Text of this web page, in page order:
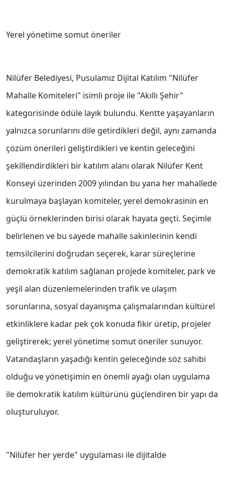
Yerel yönetime somut öneriler
Nilüfer Belediyesi, Pusulamız Dijital Katılım "Nilüfer
Mahalle Komiteleri" isimli proje ile "Akıllı Şehir"
kategorisinde ödüle layık bulundu. Kentte yaşayanların
yalnızca sorunlarını dile getirdikleri değil, aynı zamanda
çözüm önerileri geliştirdikleri ve kentin geleceğini
şekillendirdikleri bir katılım alanı olarak Nilüfer Kent
Konseyi üzerinden 2009 yılından bu yana her mahallede
kurulmaya başlayan komiteler, yerel demokrasinin en
güçlü örneklerinden birisi olarak hayata geçti. Seçimle
belirlenen ve bu sayede mahalle sakinlerinin kendi
temsilcilerini doğrudan seçerek, karar süreçlerine
demokratik katılım sağlanan projede komiteler, park ve
yeşil alan düzenlemelerinden trafik ve ulaşım
sorunlarına, sosyal dayanışma çalışmalarından kültürel
etkinliklere kadar pek çok konuda fikir üretip, projeler
geliştirerek; yerel yönetime somut öneriler sunuyor.
Vatandaşların yaşadığı kentin geleceğinde söz sahibi
olduğu ve yönetişimin en önemli ayağı olan uygulama
ile demokratik katılım kültürünü güçlendiren bir yapı da
oluşturuluyor.
"Nilüfer her yerde" uygulaması ile dijitalde